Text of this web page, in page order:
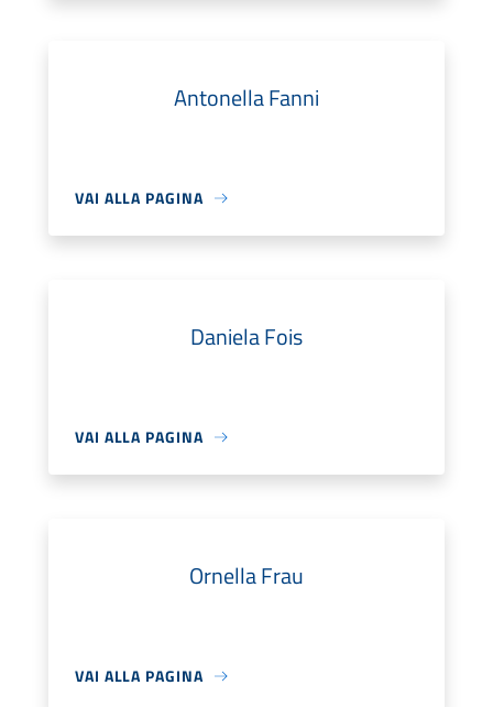
Antonella Fanni
VAI ALLA PAGINA
Daniela Fois
VAI ALLA PAGINA
Ornella Frau
VAI ALLA PAGINA